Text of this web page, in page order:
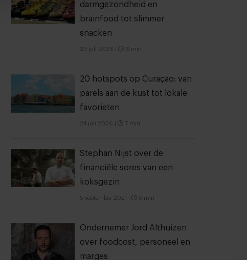
darmgezondheid en
brainfood tot slimmer
snacken
23 juli 2026 6 min
20 hotspots op Curaçao: van
parels aan de kust tot lokale
favorieten
24 juli 2026 7 min
Stephan Nijst over de
financiële sores van een
koksgezin
5 september 2021 5 min
Ondernemer Jord Althuizen
over foodcost, personeel en
marges